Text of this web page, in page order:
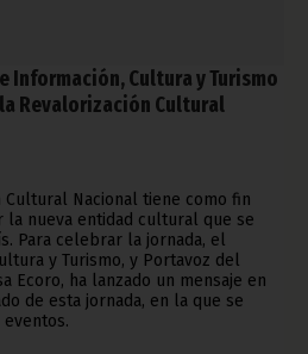
Información, Cultura y Turismo
Revalorización Cultural
Cultural Nacional tiene como fin
la nueva entidad cultural que se
Para celebrar la jornada, el
y Turismo, y Portavoz del
Ecoro, ha lanzado un mensaje en
de esta jornada, en la que se